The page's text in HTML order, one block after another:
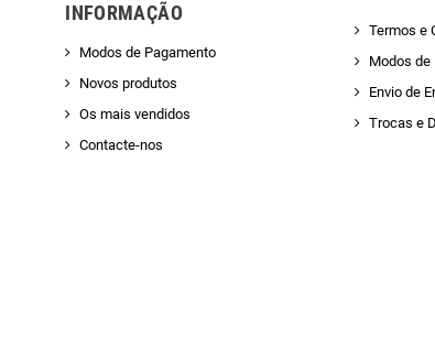
INFORMAÇÃO
Modos de Pagamento
Novos produtos
Os mais vendidos
Contacte-nos
Termos e
Modos de
Envio de
Trocas e